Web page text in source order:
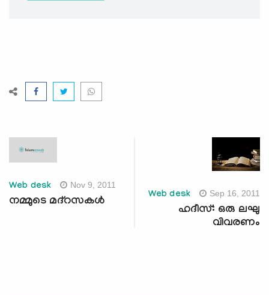
Web desk Nov 9, 2011
നമ്മുടെ മദ്‌റസകള്‍
Web desk Sep 16, 2011
ഹദീസ്: ഒരു ലഘു
വിവരണം